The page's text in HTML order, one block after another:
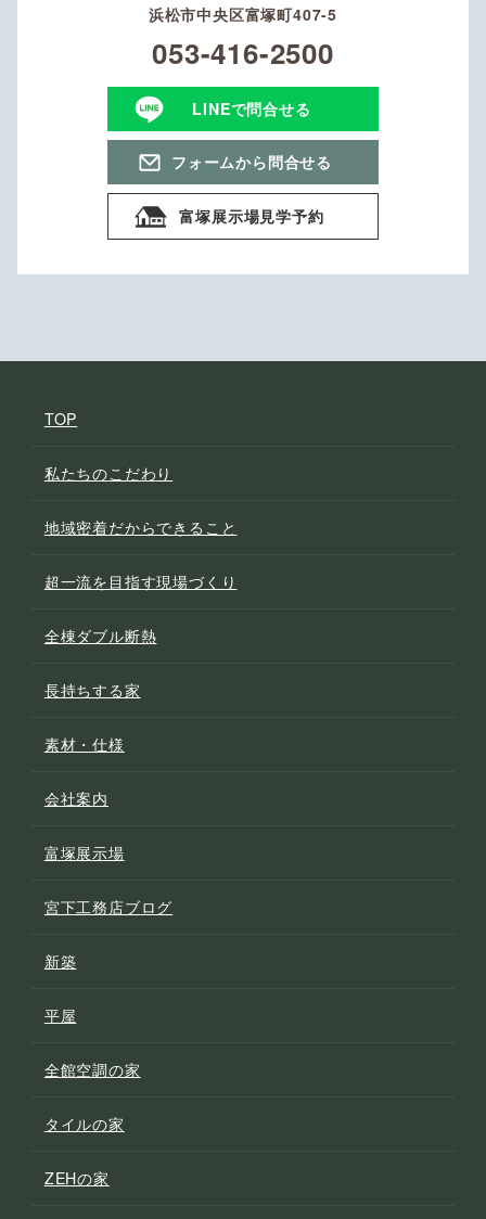
浜松市中央区富塚町407-5
053-416-2500
LINEで問合せる
フォームから問合せる
富塚展示場見学予約
TOP
私たちのこだわり
地域密着だからできること
超一流を目指す現場づくり
全棟ダブル断熱
長持ちする家
素材・仕様
会社案内
富塚展示場
宮下工務店ブログ
新築
平屋
全館空調の家
タイルの家
ZEHの家